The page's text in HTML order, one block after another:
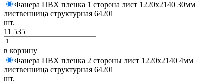
Фанера ПВХ пленка 1 сторона лист 1220х2140 30мм
лиственница структурная 64201
шт.
11 535
в корзину
Фанера ПВХ пленка 2 стороны лист 1220х2140 4мм
лиственница структурная 64201
шт.